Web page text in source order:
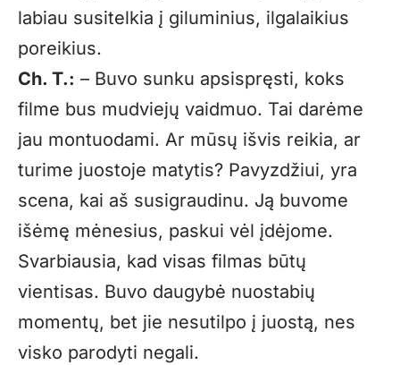
labiau susitelkia į giluminius, ilgalaikius
poreikius.
Ch. T.: – Buvo sunku apsispręsti, koks
filme bus mudviejų vaidmuo. Tai darėme
jau montuodami. Ar mūsų išvis reikia, ar
turime juostoje matytis? Pavyzdžiui, yra
scena, kai aš susigraudinu. Ją buvome
išėmę mėnesius, paskui vėl įdėjome.
Svarbiausia, kad visas filmas būtų
vientisas. Buvo daugybė nuostabių
momentų, bet jie nesutilpo į juostą, nes
visko parodyti negali.